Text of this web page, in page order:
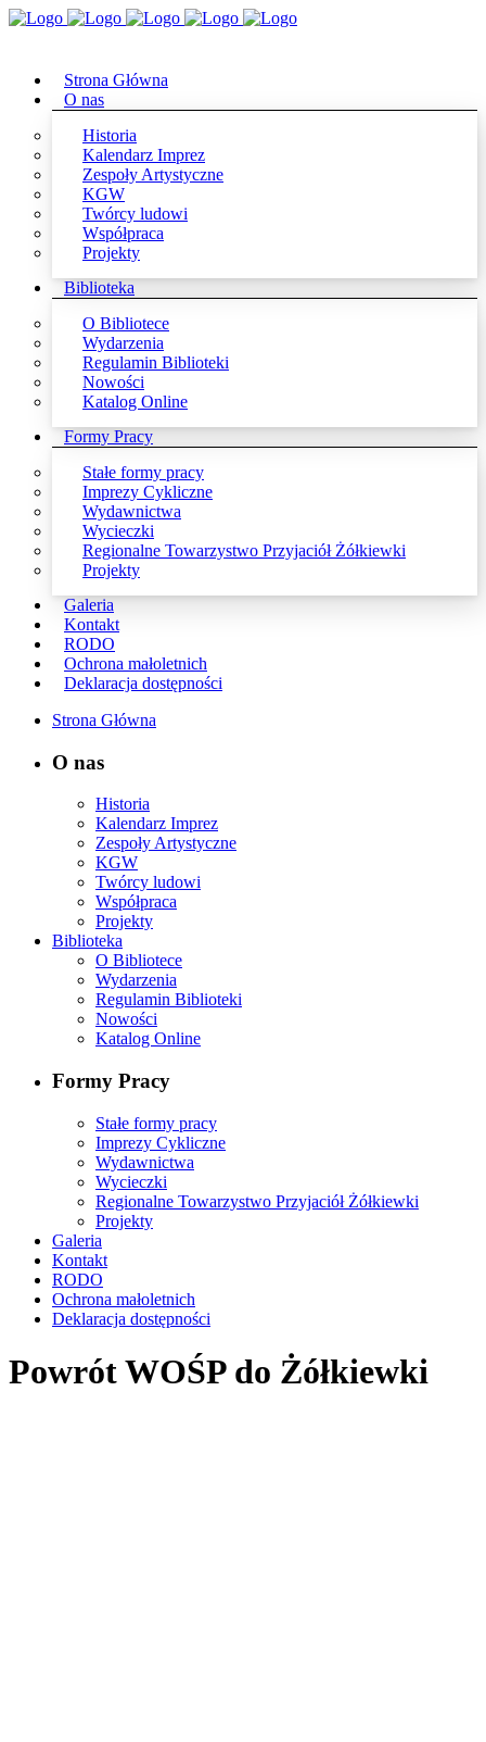
Strona Główna
O nas
Historia
Kalendarz Imprez
Zespoły Artystyczne
KGW
Twórcy ludowi
Współpraca
Projekty
Biblioteka
O Bibliotece
Wydarzenia
Regulamin Biblioteki
Nowości
Katalog Online
Formy Pracy
Stałe formy pracy
Imprezy Cykliczne
Wydawnictwa
Wycieczki
Regionalne Towarzystwo Przyjaciół Żółkiewki
Projekty
Galeria
Kontakt
RODO
Ochrona małoletnich
Deklaracja dostępności
Strona Główna
O nas
Historia
Kalendarz Imprez
Zespoły Artystyczne
KGW
Twórcy ludowi
Współpraca
Projekty
Biblioteka
O Bibliotece
Wydarzenia
Regulamin Biblioteki
Nowości
Katalog Online
Formy Pracy
Stałe formy pracy
Imprezy Cykliczne
Wydawnictwa
Wycieczki
Regionalne Towarzystwo Przyjaciół Żółkiewki
Projekty
Galeria
Kontakt
RODO
Ochrona małoletnich
Deklaracja dostępności
Powrót WOŚP do Żółkiewki